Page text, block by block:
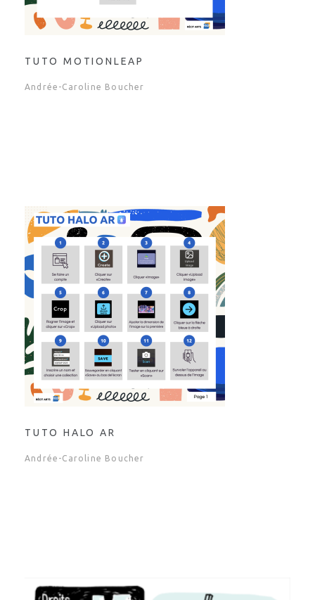
TUTO MOTIONLEAP
Andrée-Caroline Boucher
TUTO HALO AR
Andrée-Caroline Boucher